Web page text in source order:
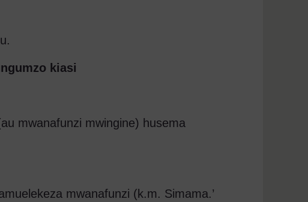
kiasi
mwanafunzi mwingine) husema
mwanafunzi (k.m. Simama.’